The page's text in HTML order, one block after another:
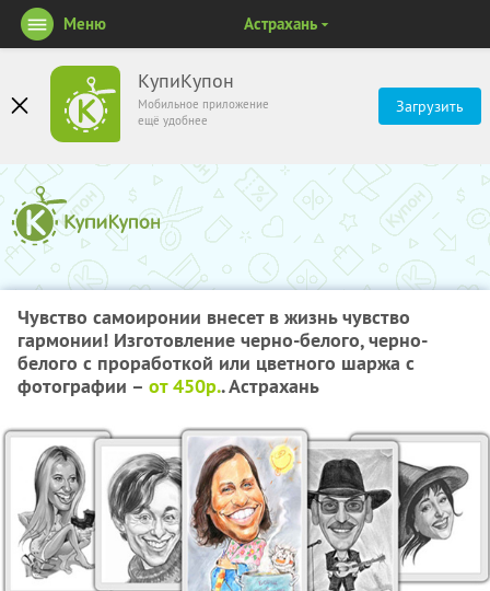
КупиКупон
Мобильное приложение
ещё удобнее
Загрузить
Меню Астрахань
Чувство самоиронии внесет в жизнь чувство
гармонии! Изготовление черно-белого, черно-
белого с проработкой или цветного шаржа с
фотографии – от 450р.. Астрахань